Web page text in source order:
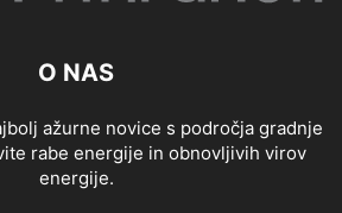
O NAS
ažurne novice s področja gradnje
rabe energije in obnovljivih virov
energije.